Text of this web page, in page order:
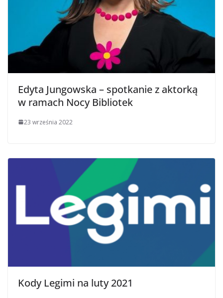
Edyta Jungowska – spotkanie z aktorką
w ramach Nocy Bibliotek
23 września 2022
Kody Legimi na luty 2021